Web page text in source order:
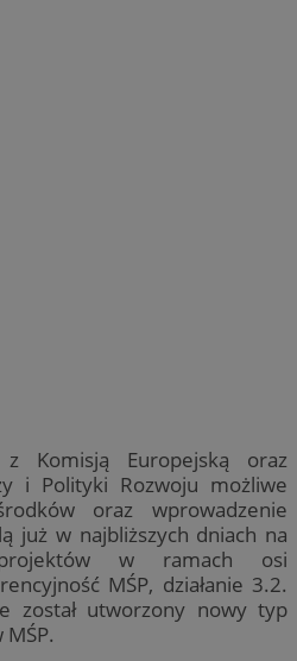
Komisją Europejską oraz
i Polityki Rozwoju możliwe
oraz wprowadzenie
już w najbliższych dniach na
w ramach osi
MŚP, działanie 3.2.
został utworzony nowy typ